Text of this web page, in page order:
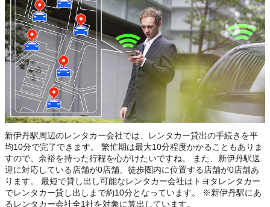
新伊丹駅周辺のレンタカー会社では、レンタカー貸出の手続きを平
均10分で完了できます。 繁忙期は最大10分程度かかることもありま
すので、余裕を持った行程を心がけたいですね。 また、新伊丹駅送
迎に対応している店舗が0店舗、徒歩圏内に位置する店舗が0店舗あ
ります。 最短で貸し出し可能なレンタカー会社はトヨタレンタカー
でレンタカー貸し出しまで約10分となっています。 ※新伊丹駅にあ
るレンタカー会社全1社を対象に算出しています。